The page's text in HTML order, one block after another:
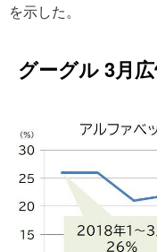
を示した。
グーグル 3月